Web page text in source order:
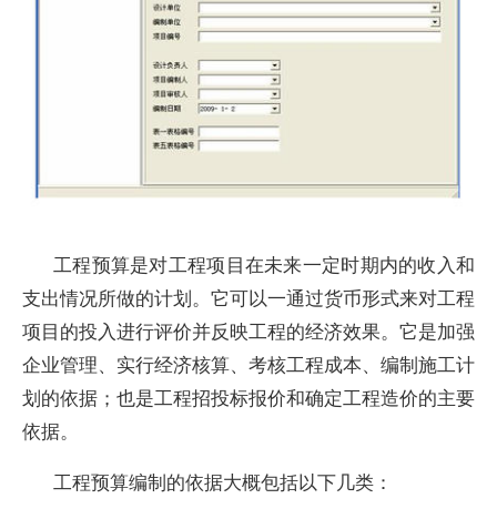
工程预算是对工程项目在未来一定时期内的收入和
支出情况所做的计划。它可以一通过货币形式来对工程
项目的投入进行评价并反映工程的经济效果。它是加强
企业管理、实行经济核算、考核工程成本、编制施工计
划的依据；也是工程招投标报价和确定工程造价的主要
依据。
工程预算编制的依据大概包括以下几类：